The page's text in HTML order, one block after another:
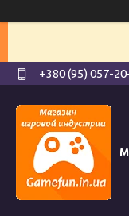
+380 (95) 057-